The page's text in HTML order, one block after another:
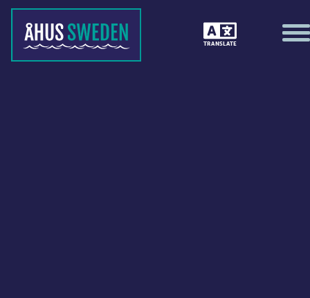
TRANSLATE